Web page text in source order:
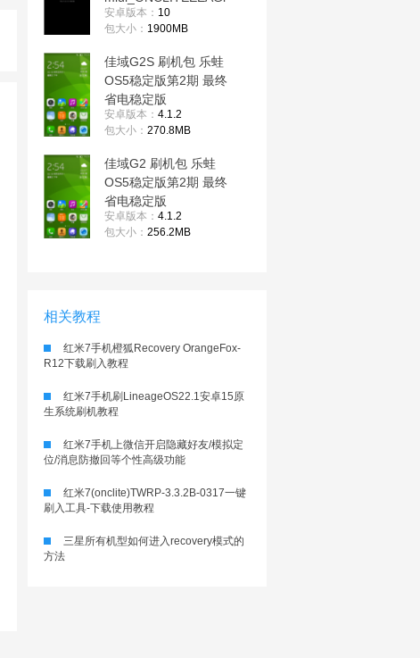
obal_V11.0.3.0.QFLE
UXM_10.0原版卡刷包
安卓版本： 10
包大小： 1900MB
佳域G2S 刷机包 乐蛙
OS5稳定版第2期 最终
省电稳定版
安卓版本： 4.1.2
包大小： 270.8MB
佳域G2 刷机包 乐蛙
OS5稳定版第2期 最终
省电稳定版
安卓版本： 4.1.2
包大小： 256.2MB
相关教程
红米7手机橙狐Recovery OrangeFox-
R12下载刷入教程
红米7手机刷LineageOS22.1安卓15原
生系统刷机教程
红米7手机上微信开启隐藏好友/模拟定
位/消息防撤回等个性高级功能
红米7(onclite)TWRP-3.3.2B-0317一键
刷入工具-下载使用教程
三星所有机型如何进入recovery模式的
方法